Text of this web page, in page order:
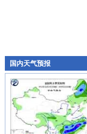
国内天气预报